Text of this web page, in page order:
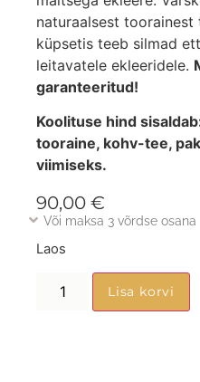
naturaalsest
küpsetis teeb silmad
leitavatele ekleeridele.
garanteeritud!
Koolituse hind
tooraine, kohv-tee,
viimiseks.
90,00 €
Või maksa 3 võrdse osana
Laos
Lisa korvi